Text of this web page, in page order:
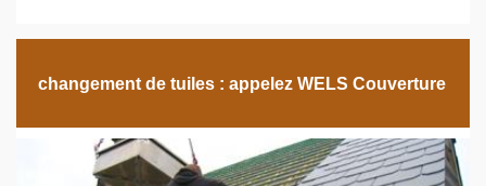
changement de tuiles : appelez WELS Couverture